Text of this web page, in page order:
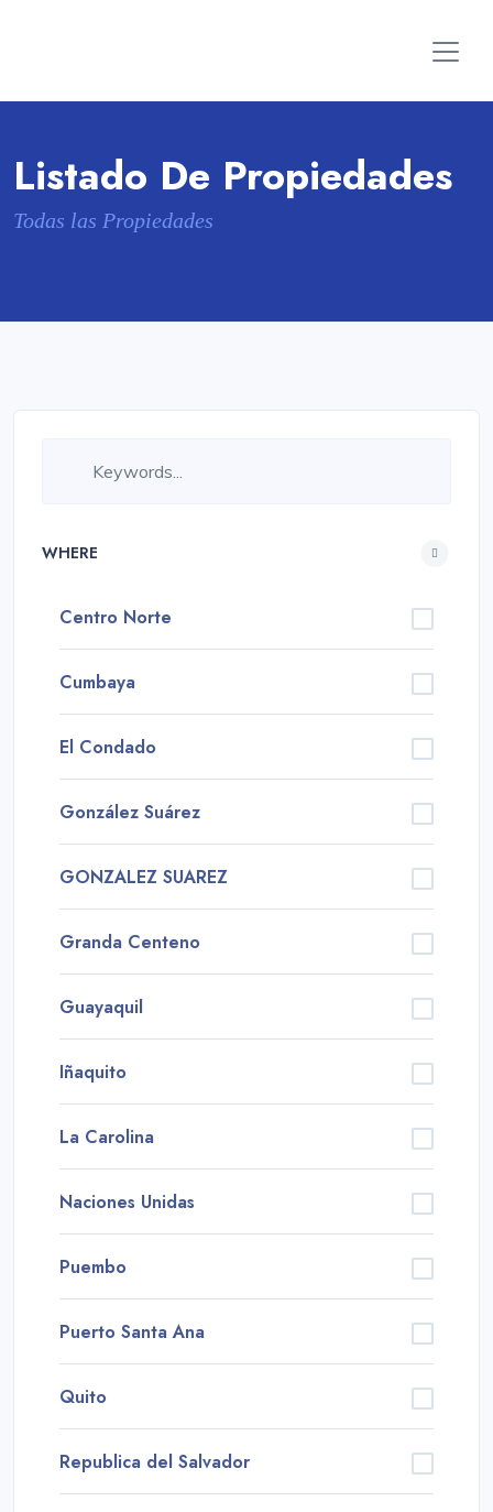
Listado De Propiedades
Todas las Propiedades
WHERE
Centro Norte
Cumbaya
El Condado
González Suárez
GONZALEZ SUAREZ
Granda Centeno
Guayaquil
Iñaquito
La Carolina
Naciones Unidas
Puembo
Puerto Santa Ana
Quito
Republica del Salvador